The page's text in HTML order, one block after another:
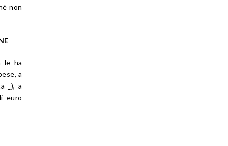
non
le ha
a
_), a
euro